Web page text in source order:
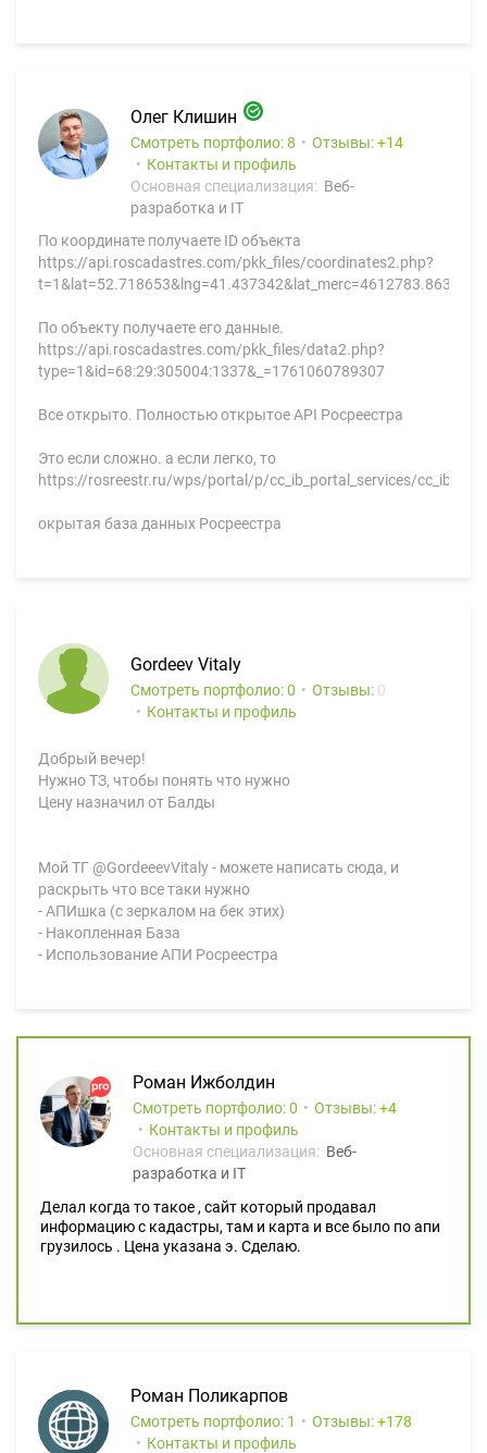
Олег Клишин
Смотреть портфолио: 8 Отзывы:
14
Контакты и профиль
Основная специализация: Веб-
разработка и IT
По координате получаете ID объекта
https://api.roscadastres.com/pkk_files/coordinates2.php?
По объекту получаете его данные.
https://api.roscadastres.com/pkk_files/data2.php?
type=1&id=68:29:305004:1337&_=1761060789307
Все открыто. Полностью открытое API Росреестра
Это если сложно. а если легко, то
https://rosreestr.ru/wps/portal/p/cc_ib_portal_services/
окрытая база данных Росреестра
Gordeev Vitaly
Смотреть портфолио: 0 Отзывы: 0
Контакты и профиль
Добрый вечер!
Нужно ТЗ, чтобы понять что нужно
Цену назначил от Балды
Мой ТГ @GordeeevVitaly - можете написать сюда, и
раскрыть что все таки нужно
- АПИшка (с зеркалом на бек этих)
- Накопленная База
- Использование АПИ Росреестра
Роман Ижболдин
Смотреть портфолио: 0 Отзывы:
4
Контакты и профиль
Основная специализация: Веб-
разработка и IT
Делал когда то такое , сайт который продавал
информацию с кадастры, там и карта и все было по апи
грузилось . Цена указана э. Сделаю.
Роман Поликарпов
Смотреть портфолио: 1 Отзывы:
178
Контакты и профиль